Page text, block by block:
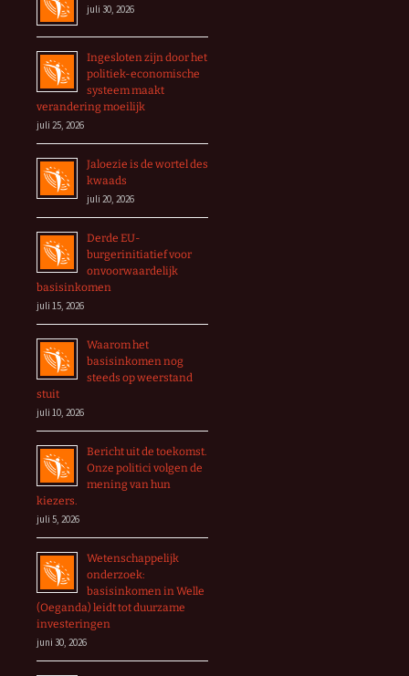
juli 30, 2026
Ingesloten zijn door het
politiek-economische
systeem maakt
verandering moeilijk
juli 25, 2026
Jaloezie is de wortel des
kwaads
juli 20, 2026
Derde EU-
burgerinitiatief voor
onvoorwaardelijk
basisinkomen
juli 15, 2026
Waarom het
basisinkomen nog
steeds op weerstand
stuit
juli 10, 2026
Bericht uit de toekomst.
Onze politici volgen de
mening van hun
kiezers.
juli 5, 2026
Wetenschappelijk
onderzoek:
basisinkomen in Welle
(Oeganda) leidt tot duurzame
investeringen
juni 30, 2026